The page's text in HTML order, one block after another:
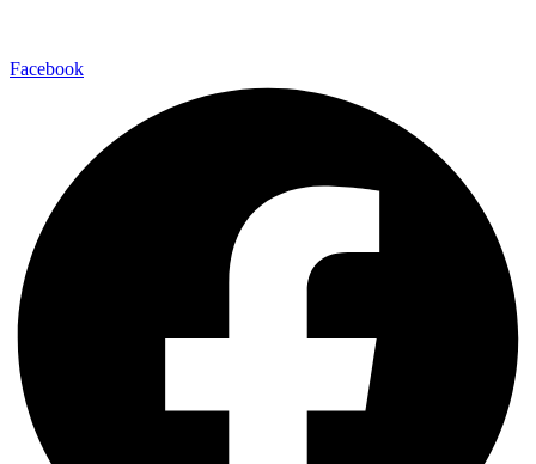
Facebook